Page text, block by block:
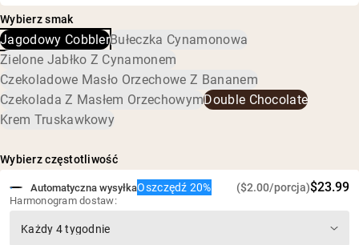
Minimalnie przetworzone płatki owsiane
Wysoka zawartość białka, błonnika i niska zawartość
cukru
Wspiera chudą masę mięśniową, stały poziom energii i
optymalne trawienie
Czas przygotowania 30 sekund i smak, który uzależnia
Płatki owsiane bezglutenowe, koncentrat białka
serwatkowego, liofilizowane jagody, organiczne białko
chia, naturalne aromaty, sól morska, fermentowany cukier
trzcinowy (Reb-M)
Wybierz smak
Jagodowy CobblerBułeczka Cynamonowa
Zielone Jabłko Z Cynamonem
Czekoladowe Masło Orzechowe Z Bananem
Czekolada Z Masłem OrzechowymDouble Chocolate
Krem Truskawkowy
Wybierz częstotliwość
Automatyczna wysyłkaOszczędź 20% ($2.00/porcja)$23.99
Harmonogram dostaw: